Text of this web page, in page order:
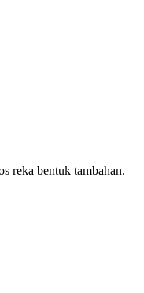
reka bentuk tambahan.